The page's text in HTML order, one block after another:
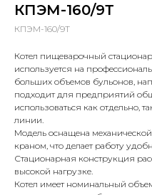
КПЭМ-160/9Т
КПЭМ-160/9Т
Котел пищеварочный
используется на
больших объемов бульонов,
подходит для предприятий
использоваться как отдельно,
линии.
Модель оснащена
краном, что делает работу
Стационарная конструкция
высокой нагрузке.
Котел имеет номинальный